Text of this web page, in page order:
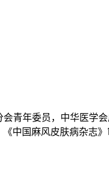
青年委员，中华医学
中国麻风皮肤病杂志》